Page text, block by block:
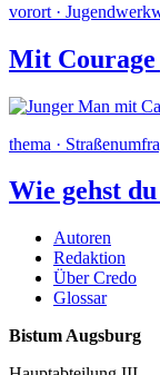
vorort ·
Mit Courage
thema ·
Wie gehst
Autoren
Redaktion
Über Credo
Glossar
Bistum Augsburg